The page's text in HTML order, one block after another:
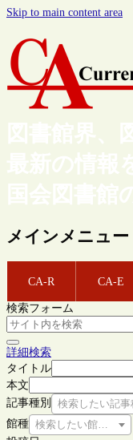
Skip to main content area
図書館界、
最新の情報
国会図書館
メインメニュー
CA-R CA-E
検索フォーム
詳細検索
タイトル
本文
記事種別
検索したい記
館種 検索したい館種を選